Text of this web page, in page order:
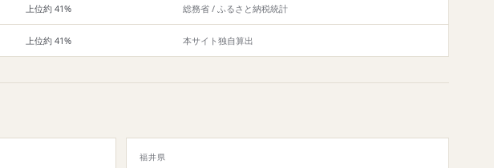
上位約 41% 総務省 / ふるさと納税統計
上位約 41% 本サイト独自算出
福井県